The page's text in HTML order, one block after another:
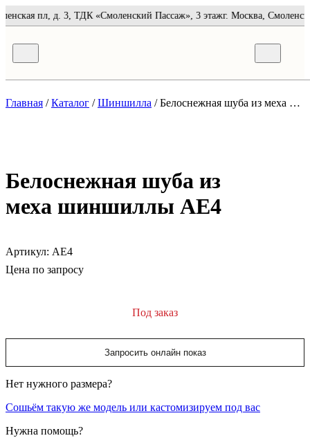
пл, д. 3, ТДК «Смоленский Пассаж», 3 этажг. Москва,
Главная /Каталог /Шиншилла /Белоснежная шуба из меха шиншиллы AE4
Белоснежная шуба из
меха шиншиллы AE4
Артикул: AE4
Цена по запросу
Под заказ
Запросить онлайн показ
Нет нужного размера?
Сошьём такую же модель или кастомизируем под вас
Нужна помощь?